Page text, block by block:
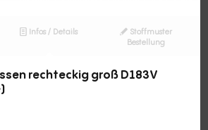
Infos / Details
Stoffmuster
Bestellung
rechteckig groß D183V